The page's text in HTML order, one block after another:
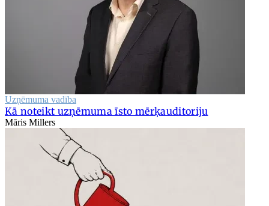
Uzņēmuma vadība
Kā noteikt uzņēmuma īsto mērķauditoriju
Māris Millers